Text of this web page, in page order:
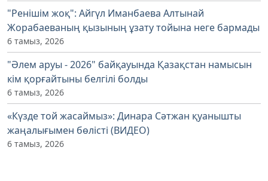
"Ренішім жоқ": Айгүл Иманбаева Алтынай
Жорабаеваның қызының ұзату тойына неге бармады
6 тамыз, 2026
"Әлем аруы - 2026" байқауында Қазақстан намысын
кім қорғайтыны белгілі болды
6 тамыз, 2026
«Күзде той жасаймыз»: Динара Сәтжан қуанышты
жаңалығымен бөлісті (ВИДЕО)
6 тамыз, 2026